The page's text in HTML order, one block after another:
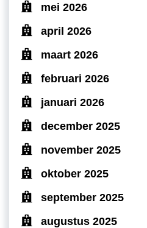
mei 2026
april 2026
maart 2026
februari 2026
januari 2026
december 2025
november 2025
oktober 2025
september 2025
augustus 2025